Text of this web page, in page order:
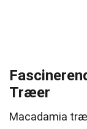
Træer
Macadamia